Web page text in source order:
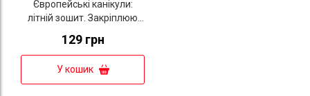
Європейські канікули:
літній зошит. Закріплюю
129 грн
У кошик